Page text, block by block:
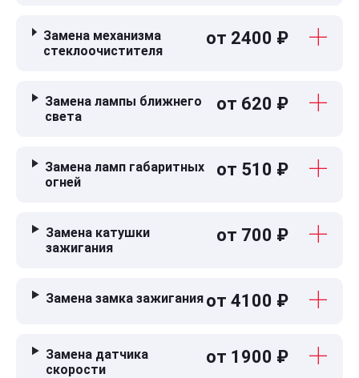
Замена механизма
стеклоочистителя
от 2400 ₽
Замена лампы ближнего
света
от 620 ₽
Замена ламп габаритных
огней
от 510 ₽
Замена катушки
зажигания
от 700 ₽
Замена замка зажигания от 4100 ₽
Замена датчика
скорости
от 1900 ₽